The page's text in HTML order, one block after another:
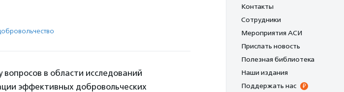
в области исследований
эффективных добровольческих
Контакты
Сотрудники
Мероприятия АСИ
Прислать новость
Полезная библиотека
Наши издания
Поддержать нас